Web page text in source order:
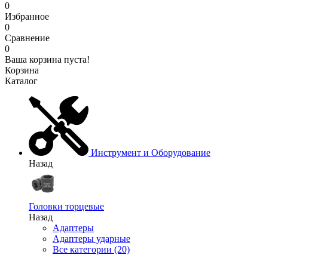
0
Избранное
0
Сравнение
0
Ваша корзина пуста!
Корзина
Каталог
Инструмент и Оборудование
Назад
Головки торцевые
Назад
Адаптеры
Адаптеры ударные
Все категории (20)